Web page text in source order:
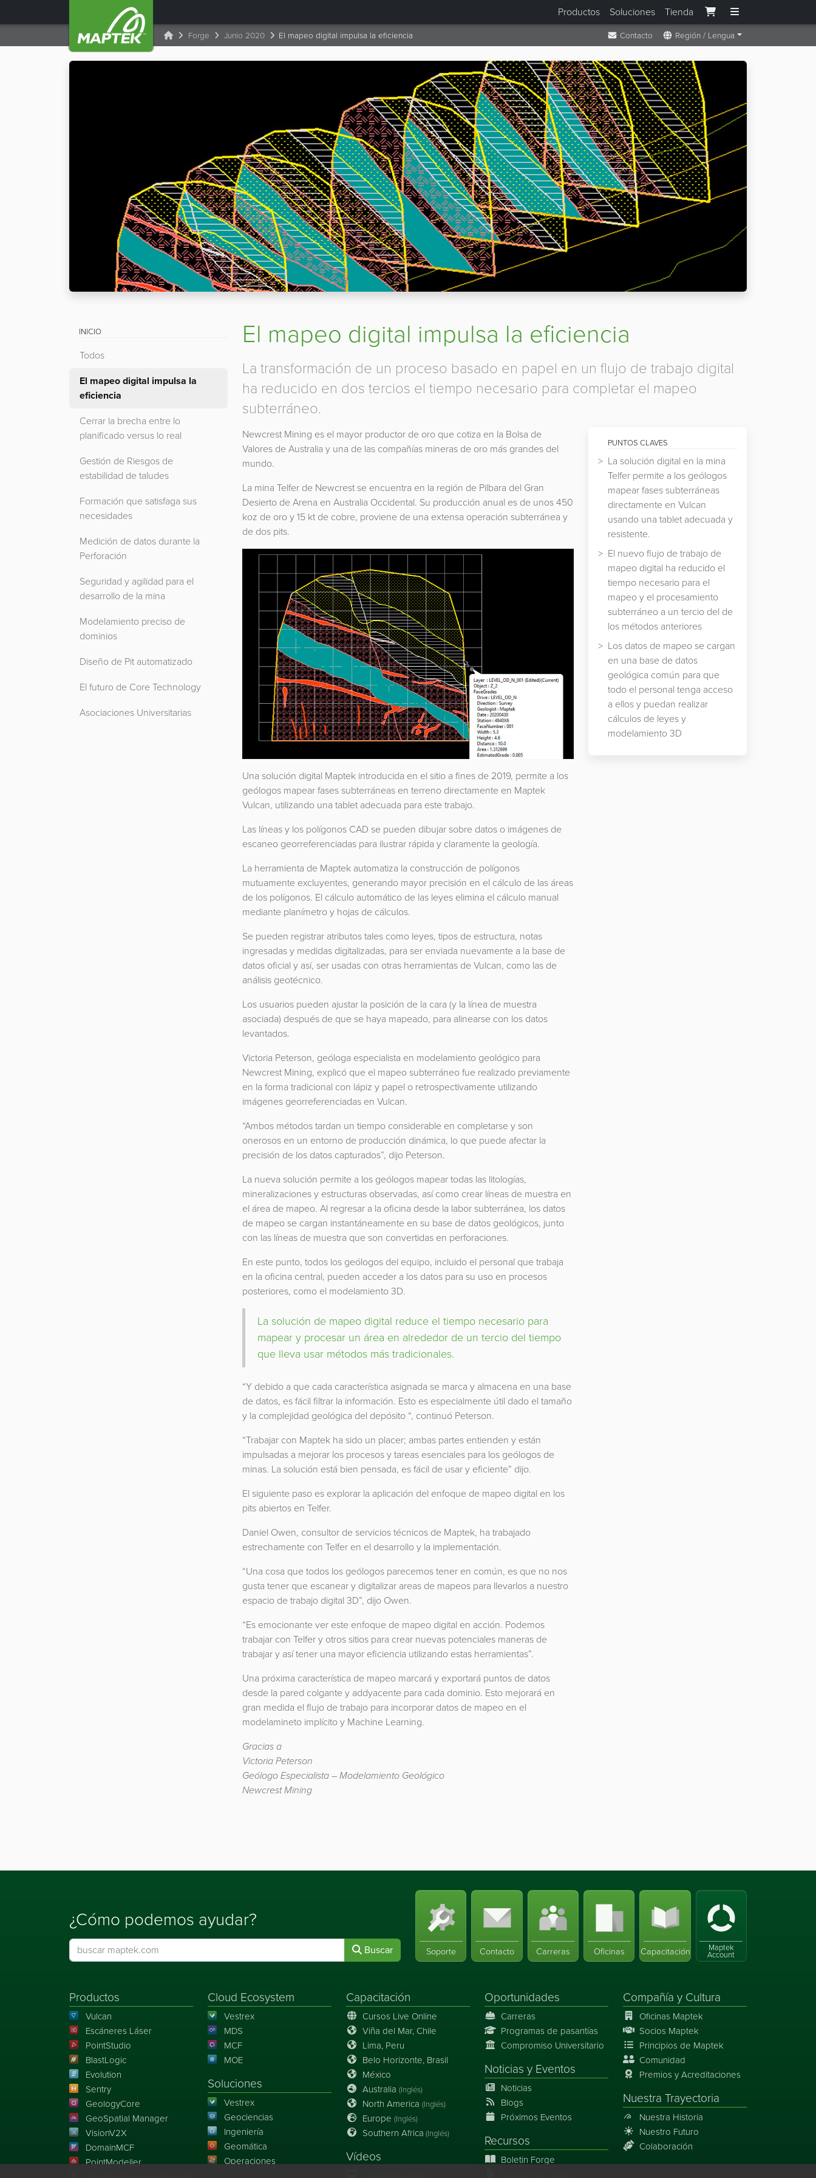
Productos Soluciones Tienda
Forge Junio 2020 El mapeo digital impulsa la eficiencia Contacto Región / Lengua
INICIO
Todos
El mapeo digital impulsa la
eficiencia
Cerrar la brecha entre lo
planificado versus lo real
Gestión de Riesgos de
estabilidad de taludes
Formación que satisfaga sus
necesidades
Medición de datos durante la
Perforación
Seguridad y agilidad para el
desarrollo de la mina
Modelamiento preciso de
dominios
Diseño de Pit automatizado
El futuro de Core Technology
Asociaciones Universitarias
El mapeo digital impulsa la eficiencia
La transformación de un proceso basado en papel en un flujo de trabajo digital
ha reducido en dos tercios el tiempo necesario para completar el mapeo
subterráneo.
Newcrest Mining es el mayor productor de oro que cotiza en la Bolsa de
Valores de Australia y una de las compañías mineras de oro más grandes del
mundo.
La mina Telfer de Newcrest se encuentra en la región de Pilbara del Gran
Desierto de Arena en Australia Occidental. Su producción anual es de unos 450
koz de oro y 15 kt de cobre, proviene de una extensa operación subterránea y
de dos pits.
Una solución digital Maptek introducida en el sitio a fines de 2019, permite a los
geólogos mapear fases subterráneas en terreno directamente en Maptek
Vulcan, utilizando una tablet adecuada para este trabajo.
Las líneas y los polígonos CAD se pueden dibujar sobre datos o imágenes de
escaneo georreferenciadas para ilustrar rápida y claramente la geología.
La herramienta de Maptek automatiza la construcción de polígonos
mutuamente excluyentes, generando mayor precisión en el cálculo de las áreas
de los polígonos. El cálculo automático de las leyes elimina el cálculo manual
mediante planímetro y hojas de cálculos.
Se pueden registrar atributos tales como leyes, tipos de estructura, notas
ingresadas y medidas digitalizadas, para ser enviada nuevamente a la base de
datos oficial y así, ser usadas con otras herramientas de Vulcan, como las de
análisis geotécnico.
Los usuarios pueden ajustar la posición de la cara (y la línea de muestra
asociada) después de que se haya mapeado, para alinearse con los datos
levantados.
Victoria Peterson, geóloga especialista en modelamiento geológico para
Newcrest Mining, explicó que el mapeo subterráneo fue realizado previamente
en la forma tradicional con lápiz y papel o retrospectivamente utilizando
imágenes georreferenciadas en Vulcan.
“Ambos métodos tardan un tiempo considerable en completarse y son
onerosos en un entorno de producción dinámica, lo que puede afectar la
precisión de los datos capturados”, dijo Peterson.
La nueva solución permite a los geólogos mapear todas las litologías,
mineralizaciones y estructuras observadas, así como crear líneas de muestra en
el área de mapeo. Al regresar a la oficina desde la labor subterránea, los datos
de mapeo se cargan instantáneamente en su base de datos geológicos, junto
con las líneas de muestra que son convertidas en perforaciones.
En este punto, todos los geólogos del equipo, incluido el personal que trabaja
en la oficina central, pueden acceder a los datos para su uso en procesos
posteriores, como el modelamiento 3D.
La solución de mapeo digital reduce el tiempo necesario para
mapear y procesar un área en alrededor de un tercio del tiempo
que lleva usar métodos más tradicionales.
“Y debido a que cada característica asignada se marca y almacena en una base
de datos, es fácil filtrar la información. Esto es especialmente útil dado el tamaño
y la complejidad geológica del depósito “, continuó Peterson.
“Trabajar con Maptek ha sido un placer; ambas partes entienden y están
impulsadas a mejorar los procesos y tareas esenciales para los geólogos de
minas. La solución está bien pensada, es fácil de usar y eficiente” dijo.
El siguiente paso es explorar la aplicación del enfoque de mapeo digital en los
pits abiertos en Telfer.
Daniel Owen, consultor de servicios técnicos de Maptek, ha trabajado
estrechamente con Telfer en el desarrollo y la implementación.
“Una cosa que todos los geólogos parecemos tener en común, es que no nos
gusta tener que escanear y digitalizar areas de mapeos para llevarlos a nuestro
espacio de trabajo digital 3D”, dijo Owen.
“Es emocionante ver este enfoque de mapeo digital en acción. Podemos
trabajar con Telfer y otros sitios para crear nuevas potenciales maneras de
trabajar y así tener una mayor eficiencia utilizando estas herramientas”.
Una próxima característica de mapeo marcará y exportará puntos de datos
desde la pared colgante y addyacente para cada dominio. Esto mejorará en
gran medida el flujo de trabajo para incorporar datos de mapeo en el
modelamineto implícito y Machine Learning.
Gracias a
Victoria Peterson
Geólogo Especialista – Modelamiento Geológico
Newcrest Mining
PUNTOS CLAVES
La solución digital en la mina
Telfer permite a los geólogos
mapear fases subterráneas
directamente en Vulcan
usando una tablet adecuada y
resistente.
El nuevo flujo de trabajo de
mapeo digital ha reducido el
tiempo necesario para el
mapeo y el procesamiento
subterráneo a un tercio del de
los métodos anteriores
Los datos de mapeo se cargan
en una base de datos
geológica común para que
todo el personal tenga acceso
a ellos y puedan realizar
cálculos de leyes y
modelamiento 3D
¿Cómo podemos ayudar?
Buscar Soporte Contacto Carreras Oficinas Capacitación Maptek
Account
Productos
Vulcan
Escáneres Láser
PointStudio
BlastLogic
Evolution
Sentry
GeologyCore
GeoSpatial Manager
VisionV2X
DomainMCF
PointModeller
Cloud Ecosystem
Vestrex
MDS
MCF
MOE
Soluciones
Vestrex
Geociencias
Ingeniería
Geomática
Operaciones
Capacitación
Cursos Live Online
Viña del Mar, Chile
Lima, Peru
Belo Horizonte, Brasil
México
Australia (Inglés)
North America (Inglés)
Europe (Inglés)
Southern Africa (Inglés)
Vídeos
Oportunidades
Carreras
Programas de pasantías
Compromiso Universitario
Noticias y Eventos
Noticias
Blogs
Próximos Eventos
Recursos
Boletin Forge
Compañía y Cultura
Oficinas Maptek
Socios Maptek
Principios de Maptek
Comunidad
Premios y Acreditaciones
Nuestra Trayectoria
Nuestra Historia
Nuestro Futuro
Colaboración